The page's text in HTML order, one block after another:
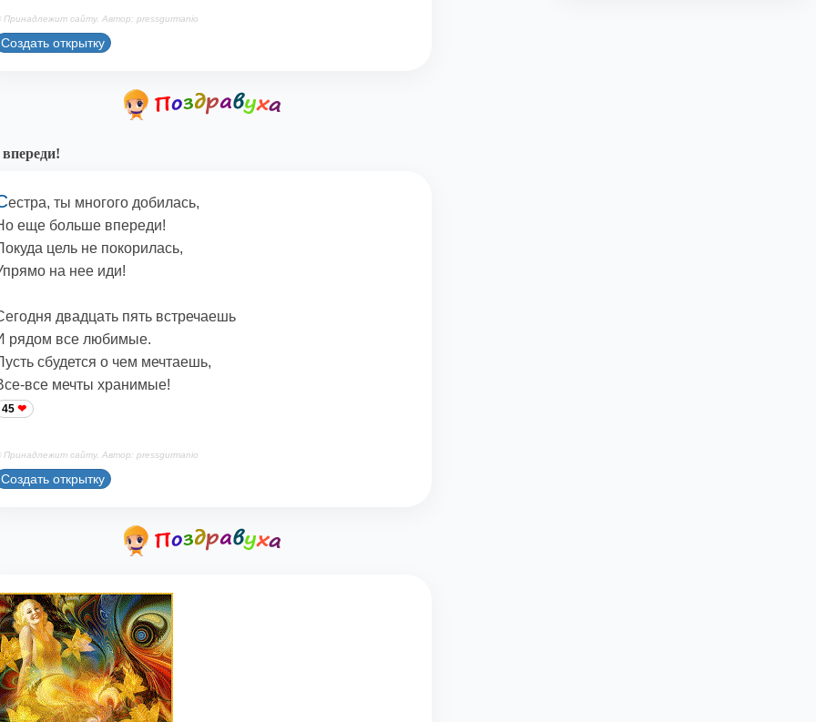
Принадлежит сайту. Автор: pressgurmanio
Создать открытку
естра, ты многого добилась,
еще больше впереди!
цель не покорилась,
на нее иди!
двадцать пять встречаешь
рядом все любимые.
сбудется о чем мечтаешь,
все мечты хранимые!
45
Принадлежит сайту. Автор: pressgurmanio
Создать открытку